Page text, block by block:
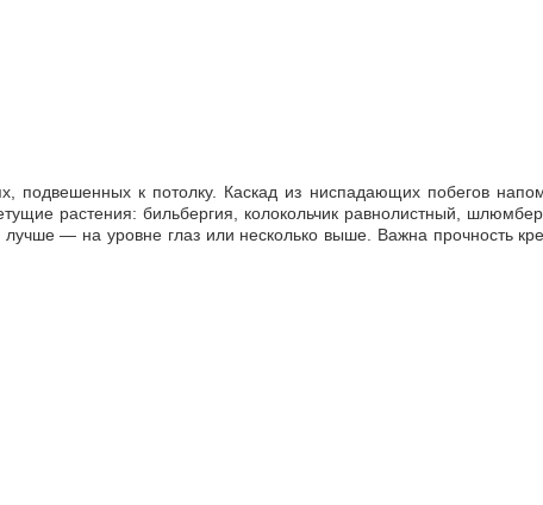
подвешенных к потолку. Каскад из ниспадающих побегов
растения: бильбергия, колокольчик равнолистный,
— на уровне глаз или несколько выше. Важна прочность